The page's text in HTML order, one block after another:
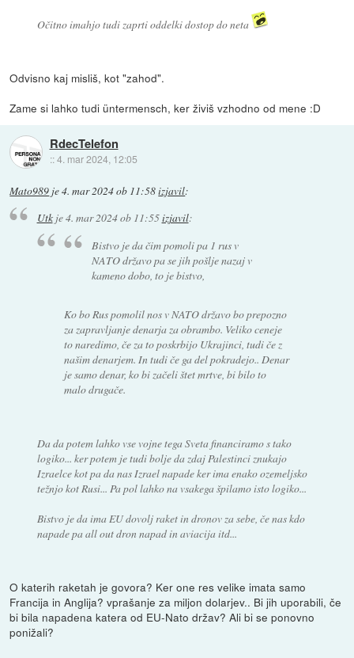
Očitno imahjo tudi zaprti oddelki dostop do neta
Odvisno kaj misliš, kot "zahod".
Zame si lahko tudi üntermensch, ker živiš vzhodno od mene :D
RdecTelefon
::4. mar 2024, 12:05
Mato989 je4. mar 2024 ob 11:58izjavil:
Utkje4. mar 2024 ob 11:55izjavil:
Bistvo je da čim pomoli pa 1 rus v
NATO državo pa se jih pošlje nazaj v
kameno dobo, to je bistvo,
Ko bo Rus pomolil nos v NATO državo bo prepozno
za zapravljanje denarja za obrambo. Veliko ceneje
to naredimo, če za to poskrbijo Ukrajinci, tudi če z
našim denarjem. In tudi če ga del pokradejo.. Denar
je samo denar, ko bi začeli štet mrtve, bi bilo to
malo drugače.
Da da potem lahko vse vojne tega Sveta financiramo s tako
logiko... ker potem je tudi bolje da zdaj Palestinci znukajo
Izraelce kot pa da nas Izrael napade ker ima enako ozemeljsko
težnjo kot Rusi... Pa pol lahko na vsakega špilamo isto logiko...
Bistvo je da ima EU dovolj raket in dronov za sebe, če nas kdo
napade pa all out dron napad in aviacija itd...
O katerih raketah je govora? Ker one res velike imata samo
Francija in Anglija? vprašanje za miljon dolarjev.. Bi jih uporabili, če
bi bila napadena katera od EU-Nato držav? Ali bi se ponovno
ponižali?